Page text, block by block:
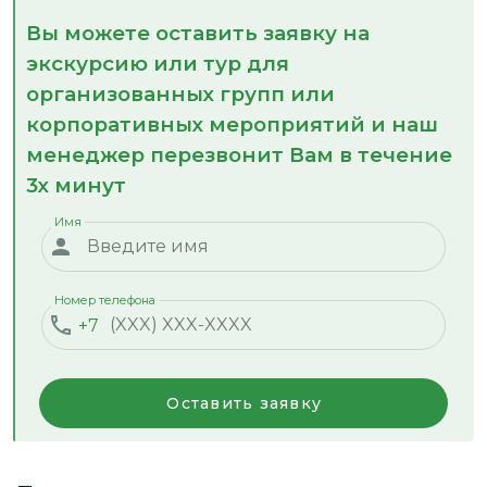
Вы можете оставить заявку на
экскурсию или тур для
организованных групп или
корпоративных мероприятий и наш
менеджер перезвонит Вам в течение
3х минут
Имя
+7
Номер телефона
Оставить заявку